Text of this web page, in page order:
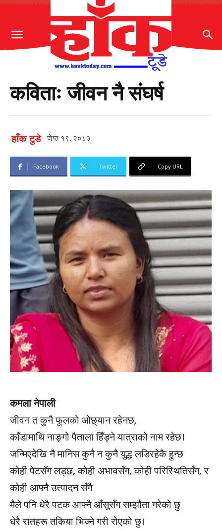
कविताः जीवन नै संघर्ष
हाँक टुडे जेष्ठ १९, २०८३
Facebook Twitter Copy URL
कमला नेपाली
जीवन त कुनै फूलको ओछ्यान रहेनछ,
काँडामाथि नाङ्गो पैताला हिँड्ने यात्राको नाम रहेछ।
जन्मिएदेखि नै मानिस कुनै न कुनै युद्ध लडिरहेकै हुन्छ
कोही पेटसँग लड्छ, कोही अभावसँग, कोही परिस्थितिसँग, र
कोही आफ्नै उत्पादन सँगै
मैले पनि धेरै पटक आफ्नै आँसुसँग सम्झौता गरेको छु
धेरै रातहरू तकिया भिज्ने गरी रोएको छु।